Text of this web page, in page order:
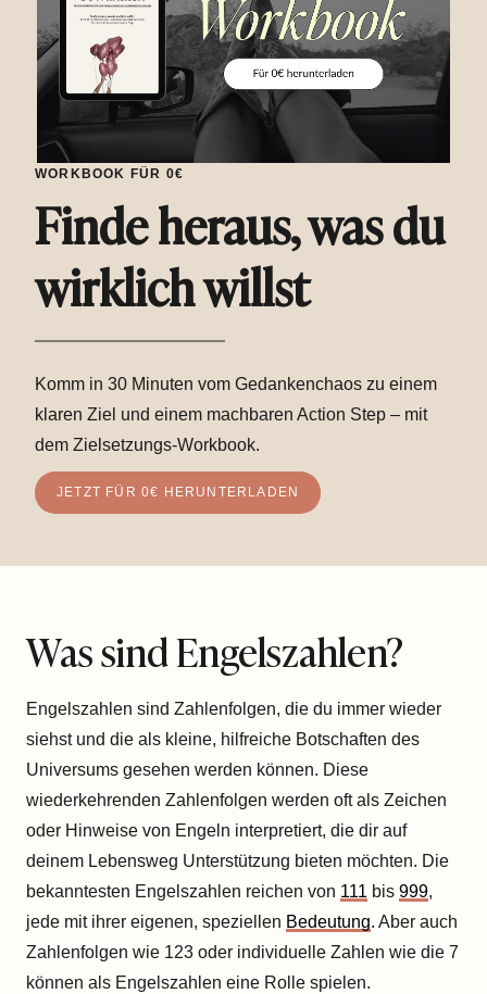
WORKBOOK FÜR 0€
Finde heraus, was du
wirklich willst
Komm in 30 Minuten vom Gedankenchaos zu einem
klaren Ziel und einem machbaren Action Step – mit
dem Zielsetzungs-Workbook.
JETZT FÜR 0€ HERUNTERLADEN
Was sind Engelszahlen?
Engelszahlen sind Zahlenfolgen, die du immer wieder
siehst und die als kleine, hilfreiche Botschaften des
Universums gesehen werden können. Diese
wiederkehrenden Zahlenfolgen werden oft als Zeichen
oder Hinweise von Engeln interpretiert, die dir auf
deinem Lebensweg Unterstützung bieten möchten. Die
bekanntesten Engelszahlen reichen von 111 bis 999,
jede mit ihrer eigenen, speziellen Bedeutung. Aber auch
Zahlenfolgen wie 123 oder individuelle Zahlen wie die 7
können als Engelszahlen eine Rolle spielen.